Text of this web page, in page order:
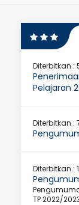
Diterbitkan :
Pelajaran
Diterbitkan :
Diterbitkan :
TP 2022/